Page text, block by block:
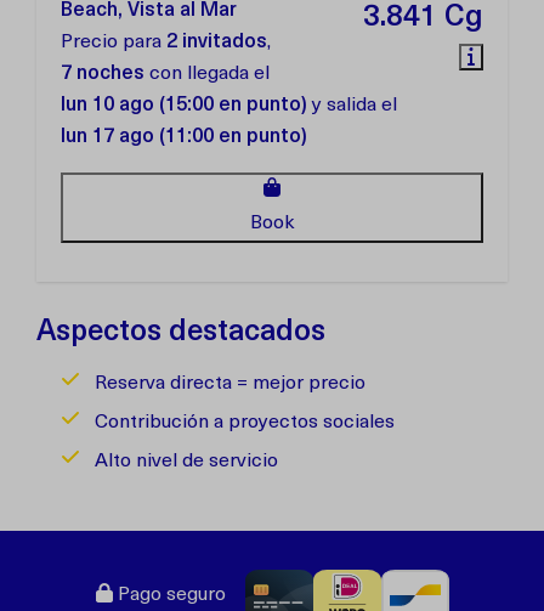
3.841 Cg
Beach, Vista al Mar
Precio para 2 invitados,
7 noches con llegada el
lun 10 ago (15:00 en punto) y salida el
lun 17 ago (11:00 en punto)
Book
Aspectos destacados
Reserva directa = mejor precio
Contribución a proyectos sociales
Alto nivel de servicio
Pago seguro